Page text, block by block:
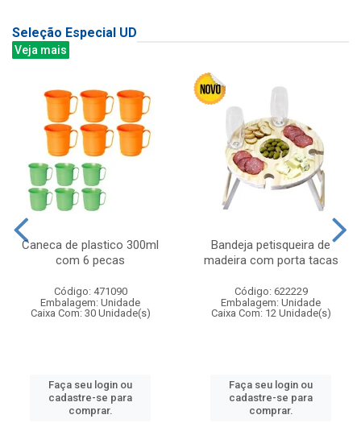
Seleção Especial UD
Veja mais
Caneca de plastico 300ml
com 6 pecas
Código: 471090
Embalagem: Unidade
Caixa Com: 30 Unidade(s)
Faça seu login ou
cadastre-se para
comprar.
Bandeja petisqueira de
madeira com porta tacas
Código: 622229
Embalagem: Unidade
Caixa Com: 12 Unidade(s)
Faça seu login ou
cadastre-se para
comprar.